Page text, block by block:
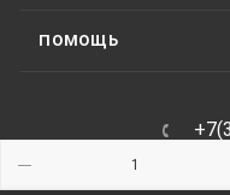
ПОМОЩЬ